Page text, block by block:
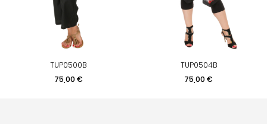
TUP0500B
Prix
75,00 €
TUP0504B
Prix
75,00 €